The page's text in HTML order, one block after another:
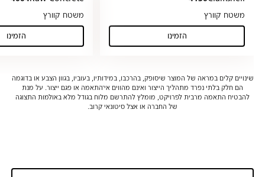
משטח קוורץ
הזמינו
(Clamshell)
משטח קוורץ
הזמינו
(Raw Concrete)
שינויים קלים במראה של המוצר שיסופק, בהרכבו, במידותיו, בעוביו, בגוון הצבע או בדוגמה
הם חלק בלתי נפרד מתהליך הייצור ואינם מהווים אי־התאמה או פגם ייצור. על מנת
להבטיח התאמה מרבית לפרויקט, מומלץ להתרשם מלוח בגודל מלא באולמות התצוגה
של החברה או אצל סיטונאי קרוב.